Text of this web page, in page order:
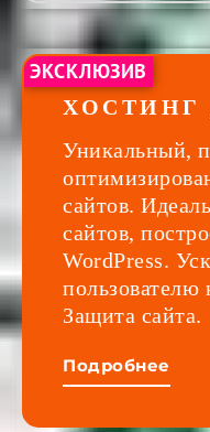
ХОСТИНГ
Уникальный,
сайтов.
сайтов,
WordPress.
пользователю
Защита сайта.
Подробнее
ЭКСКЛЮЗИВ